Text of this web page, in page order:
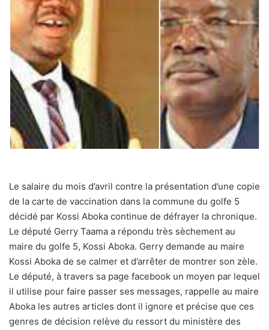
Le salaire du mois d’avril contre la présentation d’une copie
de la carte de vaccination dans la commune du golfe 5
décidé par Kossi Aboka continue de défrayer la chronique.
Le député Gerry Taama a répondu très sèchement au
maire du golfe 5, Kossi Aboka. Gerry demande au maire
Kossi Aboka de se calmer et d’arrêter de montrer son zèle.
Le député, à travers sa page facebook un moyen par lequel
il utilise pour faire passer ses messages, rappelle au maire
Aboka les autres articles dont il ignore et précise que ces
genres de décision relève du ressort du ministère des